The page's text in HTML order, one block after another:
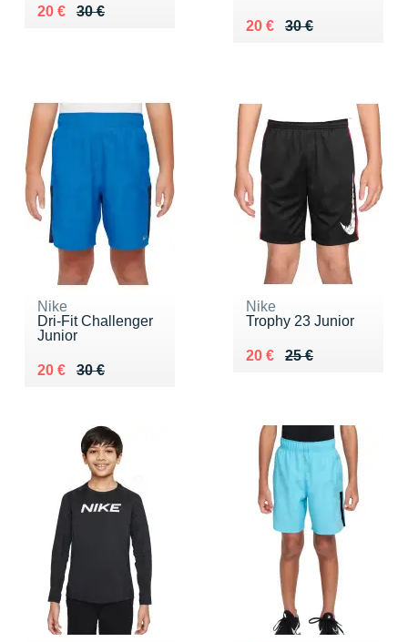
30 €
Au lieu de 30 €
20 €
Vendu 20 €
30 €
Au lieu de 30 €
20 €
Vendu 20 €
Nike
Dri-Fit Challenger
Junior
30 €
Au lieu de 30 €
20 €
Vendu 20 €
Nike
Trophy 23 Junior
25 €
Au lieu de 25 €
20 €
Vendu 20 €